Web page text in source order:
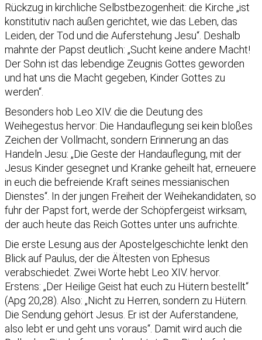
Rückzug in kirchliche Selbstbezogenheit: die Kirche „ist
konstitutiv nach außen gerichtet, wie das Leben, das
Leiden, der Tod und die Auferstehung Jesu“. Deshalb
mahnte der Papst deutlich: „Sucht keine andere Macht!
Der Sohn ist das lebendige Zeugnis Gottes geworden
und hat uns die Macht gegeben, Kinder Gottes zu
werden“.
Besonders hob Leo XIV. die die Deutung des
Weihegestus hervor: Die Handauflegung sei kein bloßes
Zeichen der Vollmacht, sondern Erinnerung an das
Handeln Jesu: „Die Geste der Handauflegung, mit der
Jesus Kinder gesegnet und Kranke geheilt hat, erneuere
in euch die befreiende Kraft seines messianischen
Dienstes“. In der jungen Freiheit der Weihekandidaten, so
fuhr der Papst fort, werde der Schöpfergeist wirksam,
der auch heute das Reich Gottes unter uns aufrichte.
Die erste Lesung aus der Apostelgeschichte lenkt den
Blick auf Paulus, der die Ältesten von Ephesus
verabschiedet. Zwei Worte hebt Leo XIV. hervor.
Erstens: „Der Heilige Geist hat euch zu Hütern bestellt“
(Apg 20,28). Also: „Nicht zu Herren, sondern zu Hütern.
Die Sendung gehört Jesus. Er ist der Auferstandene,
also lebt er und geht uns voraus“. Damit wird auch die